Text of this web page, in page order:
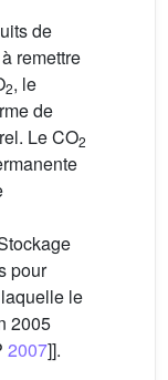
de
remettre
2, le
de
Le CO2
pour
le
2005
2007]].